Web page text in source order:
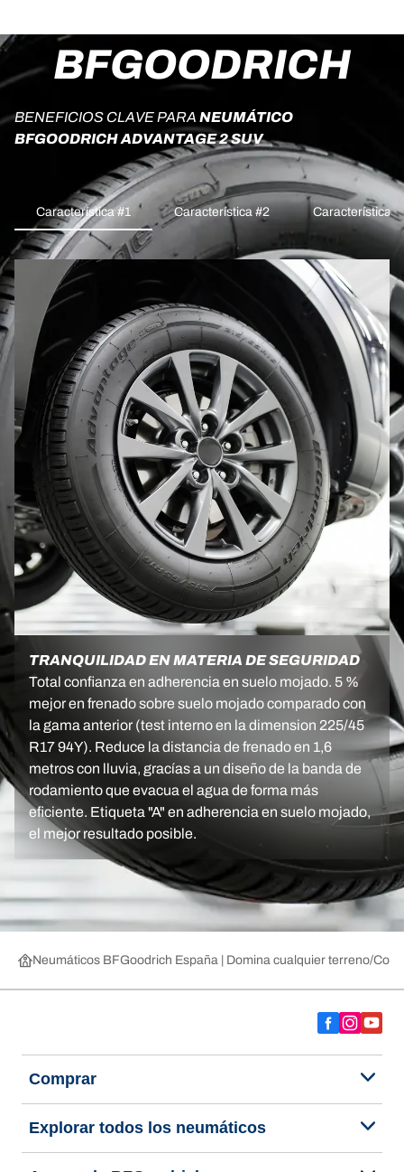
BFGOODRICH
BENEFICIOS CLAVE PARA NEUMÁTICO
BFGOODRICH ADVANTAGE 2 SUV
Característica #1 Característica #2 Característica
TRANQUILIDAD EN MATERIA DE SEGURIDAD
Total confianza en adherencia en suelo mojado. 5 %
mejor en frenado sobre suelo mojado comparado con
la gama anterior (test interno en la dimension 225/45
R17 94Y). Reduce la distancia de frenado en 1,6
metros con lluvia, gracías a un diseño de la banda de
rodamiento que evacua el agua de forma más
eficiente. Etiqueta "A" en adherencia en suelo mojado,
el mejor resultado posible.
Neumáticos BFGoodrich España | Domina cualquier terreno
Comprar
Explorar todos los neumáticos